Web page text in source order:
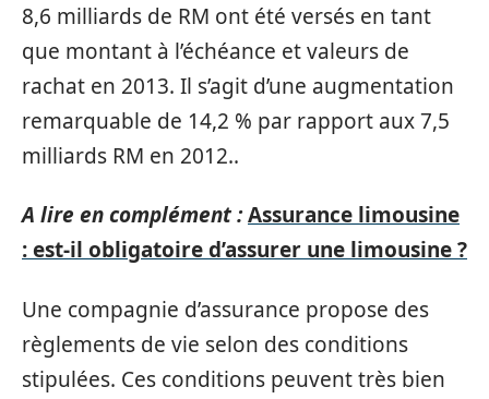
8,6 milliards de RM ont été versés en tant
que montant à l’échéance et valeurs de
rachat en 2013. Il s’agit d’une augmentation
remarquable de 14,2 % par rapport aux 7,5
milliards RM en 2012..
A lire en complément :Assurance limousine
: est-il obligatoire d’assurer une limousine ?
Une compagnie d’assurance propose des
règlements de vie selon des conditions
stipulées. Ces conditions peuvent très bien